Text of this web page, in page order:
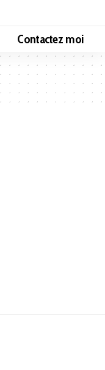
Contactez moi